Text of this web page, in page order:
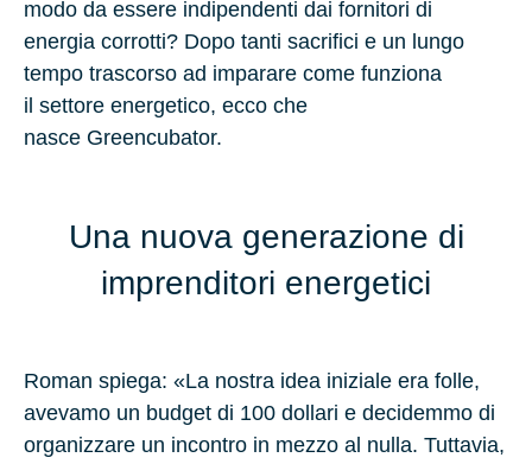
modo da essere indipendenti dai fornitori di
energia corrotti? Dopo tanti sacrifici e un lungo
tempo trascorso ad imparare come funziona
il settore energetico, ecco che
nasce Greencubator.
Una nuova generazione di
imprenditori energetici
Roman spiega: «La nostra idea iniziale era folle,
avevamo un budget di 100 dollari e decidemmo di
organizzare un incontro in mezzo al nulla. Tuttavia,